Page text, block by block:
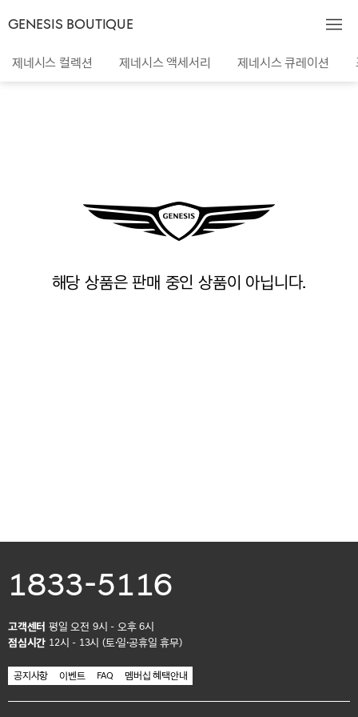
GENESIS BOUTIQUE
제네시스 컬렉션 제네시스 액세서리 제네시스 큐레이션
해당 상품은 판매 중인 상품이 아닙니다.
1833-5116
고객센터 평일 오전 9시 - 오후 6시
점심시간 12시 - 13시 (토·일·공휴일 휴무)
공지사항 이벤트 FAQ 멤버십 혜택안내